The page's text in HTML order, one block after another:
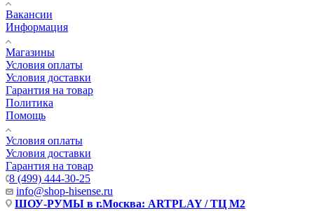
Вакансии
Информация
Магазины
Условия оплаты
Условия доставки
Гарантия на товар
Политика
Помощь
Условия оплаты
Условия доставки
Гарантия на товар
8 (499) 444-30-25
info@shop-hisense.ru
ШОУ-РУМЫ в г.Москва: ARTPLAY / ТЦ М2